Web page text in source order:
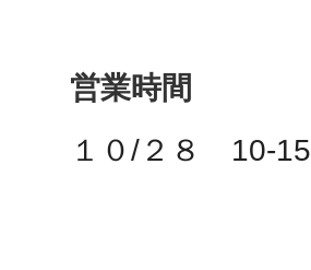
営業時間
１０/２８　10-15